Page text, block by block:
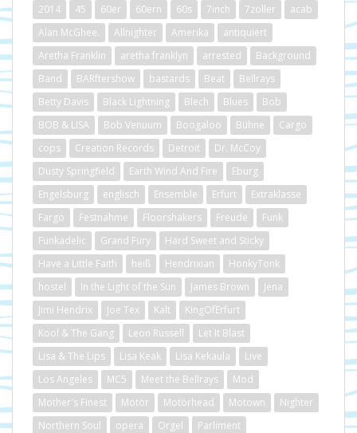
2014 45 60er 60ern 60s 7inch 7zoller
acab
Alan McGhee.
Allnighter Amerika
antiquiert
Aretha Franklin
aretha franklyn arrested
Background
Band
BARftershow bastards Beat
Bellrays
Betty Davis
Black Lightning Blech Blues
Bob
BOB & LISA
Bob Venuum Boogaloo Bühne
Cargo
cops
Creation Records Detroit
Dr. McCoy
Dusty Springfield
Earth Wind And Fire
Eburg
Engelsburg
englisch Ensemble Erfurt
Extraklasse
Fargo
Festnahme Floorshakers Freude
Funk
Funkadelic
Grand Fury
Hard Sweet and Sticky
Have a Little Faith
heiß Hendrixian
HonkyTonk
hostel
In the Light of the Sun James Brown
Jena
Jimi Hendrix
Joe Tex Kalt
KingOfErfurt
Kool & The Gang
Leon Russell
Let It Blast
Lisa & The Lips
Lisa Keak Lisa Kekaula
Live
Los Angeles
MC5 Meet the Bellrays
Mod
Mother's Finest
Motör Motörhead Motown
Nighter
Northern Soul
opera Orgel
Parliment